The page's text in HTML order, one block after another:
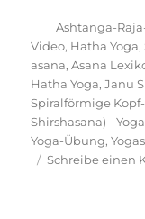
Autor
Ashtanga-
Video, Hatha Yoga,
asana,Asana
Hatha Yoga,Janu
Spiralförmige
Shirshasana) -
Yoga-Übung,
Schreibe einen